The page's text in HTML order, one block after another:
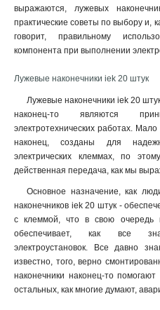
выражаются, лужевых
практические советы по выбору и,
говорит, правильному
компонента при выполнении
Лужевые наконечники iek 20 штук
Лужевые наконечники iek 20
наконец-то являются
электротехнических работах.
наконец, созданы для
электрических клеммах, по
действенная передача, как мы
Основное назначение, как
наконечников iek 20 штук -
с клеммой, что в свою очередь
обеспечивает, как все
электроустановок. Все давно
известно, того, верно
наконечники наконец-то
остальных, как многие думают,